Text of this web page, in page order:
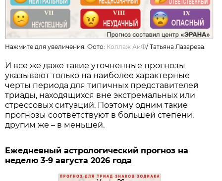
Нажмите для увеличения. Фото: Коллаж АиФ/Татьяна Лазарева.
И все же даже такие уточненные прогнозы
указывают только на наиболее характерные
черты периода для типичных представителей
триады, находящихся вне экстремальных или
стрессовых ситуаций. Поэтому одним такие
прогнозы соответствуют в большей степени,
другим же – в меньшей.
Ежедневный астрологический прогноз на
неделю 3-9 августа 2026 года